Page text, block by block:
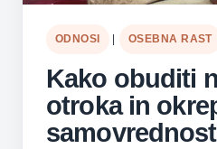
ODNOSI OSEBNA RAST
Kako obuditi
otroka in